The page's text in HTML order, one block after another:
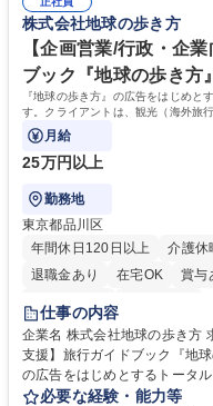
株式会社地球の歩き方
【企画営業/行政・企
ブック『地球の歩き方
『地球の歩き方』の広告をはじめと
す。クライアントは、観光（海外旅
たい国内外の行政や企業です。
月給
25万円以上
勤務地
東京都品川区
年間休日120日以上
介護休
退職金あり
在宅OK 賞与
駅近5分以内
仕事の内容
企業名 株式会社地球の歩き方 求人名 【企画営業/行政・企業向け観光推進
支援】旅行ガイドブック『地球の歩き方』 仕事の内
の広告をはじめとするトータ
す。クライアントは、観光（
必要な経験・能力等